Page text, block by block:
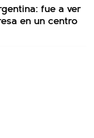
fue a ver
en un centro